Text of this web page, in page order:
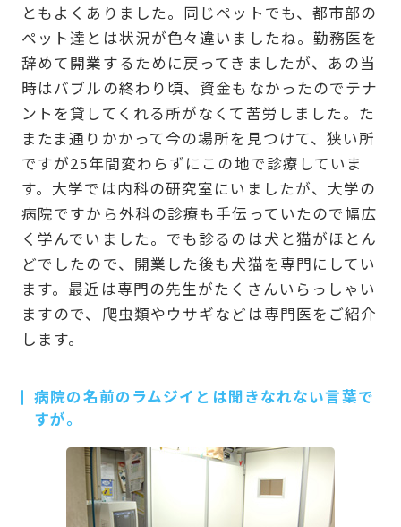
ともよくありました。同じペットでも、都市部の
ペット達とは状況が色々違いましたね。勤務医を
辞めて開業するために戻ってきましたが、あの当
時はバブルの終わり頃、資金もなかったのでテナ
ントを貸してくれる所がなくて苦労しました。た
またま通りかかって今の場所を見つけて、狭い所
ですが25年間変わらずにこの地で診療していま
す。大学では内科の研究室にいましたが、大学の
病院ですから外科の診療も手伝っていたので幅広
く学んでいました。でも診るのは犬と猫がほとん
どでしたので、開業した後も犬猫を専門にしてい
ます。最近は専門の先生がたくさんいらっしゃい
ますので、爬虫類やウサギなどは専門医をご紹介
します。
病院の名前のラムジイとは聞きなれない言葉で
すが。